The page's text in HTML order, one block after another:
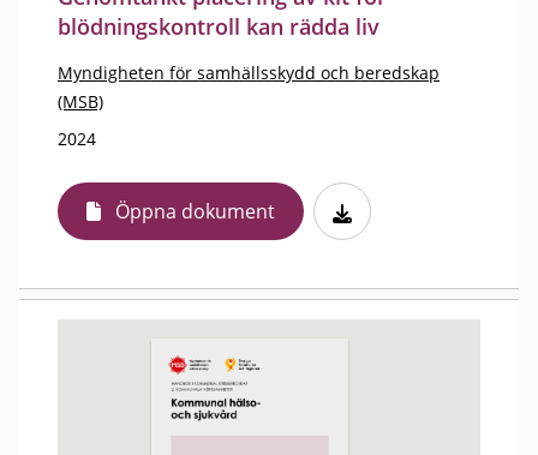
blödningskontroll kan rädda liv
Myndigheten för samhällsskydd och beredskap
(MSB)
2024
Öppna dokument